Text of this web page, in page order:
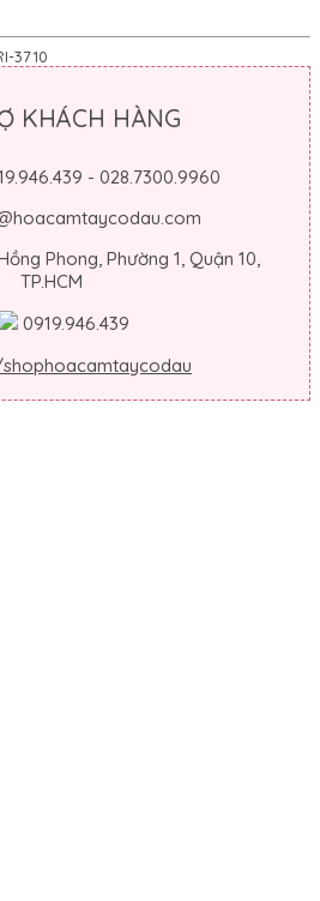
3710
KHÁCH HÀNG
- 028.7300.9960
Phong, Phường 1, Quận 10,
TP.HCM
0919.946.439